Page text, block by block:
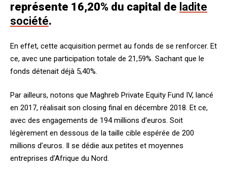
représente 16,20% du capital de ladite
société.
En effet, cette acquisition permet au fonds de se renforcer. Et
ce, avec une participation totale de 21,59%. Sachant que le
fonds détenait déjà 5,40%.
Par ailleurs, notons que Maghreb Private Equity Fund IV, lancé
en 2017, réalisait son closing final en décembre 2018. Et ce,
avec des engagements de 194 millions d’euros. Soit
légèrement en dessous de la taille cible espérée de 200
millions d’euros. Il se dédie aux petites et moyennes
entreprises d’Afrique du Nord.